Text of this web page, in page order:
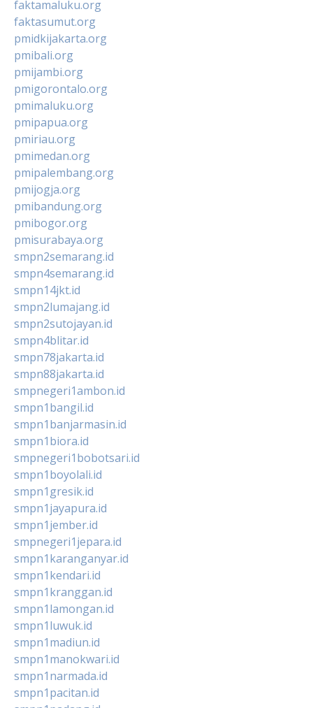
faktamaluku.org
faktasumut.org
pmidkijakarta.org
pmibali.org
pmijambi.org
pmigorontalo.org
pmimaluku.org
pmipapua.org
pmiriau.org
pmimedan.org
pmipalembang.org
pmijogja.org
pmibandung.org
pmibogor.org
pmisurabaya.org
smpn2semarang.id
smpn4semarang.id
smpn14jkt.id
smpn2lumajang.id
smpn2sutojayan.id
smpn4blitar.id
smpn78jakarta.id
smpn88jakarta.id
smpnegeri1ambon.id
smpn1bangil.id
smpn1banjarmasin.id
smpn1biora.id
smpnegeri1bobotsari.id
smpn1boyolali.id
smpn1gresik.id
smpn1jayapura.id
smpn1jember.id
smpnegeri1jepara.id
smpn1karanganyar.id
smpn1kendari.id
smpn1kranggan.id
smpn1lamongan.id
smpn1luwuk.id
smpn1madiun.id
smpn1manokwari.id
smpn1narmada.id
smpn1pacitan.id